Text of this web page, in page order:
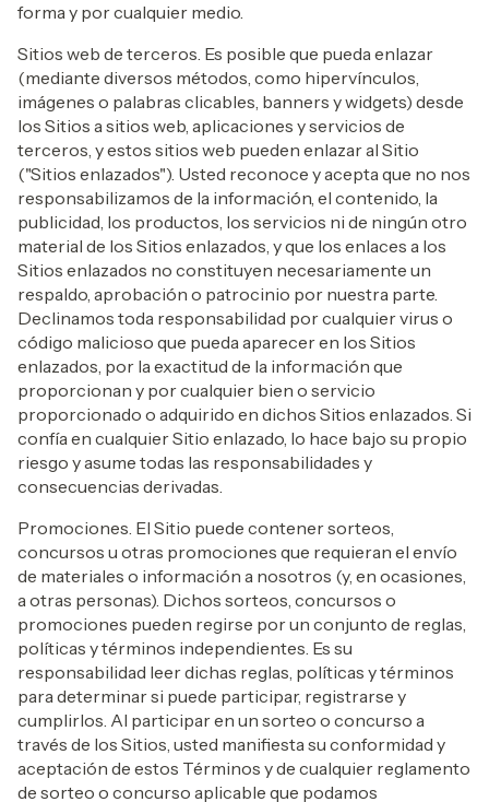
forma y por cualquier medio.
Sitios web de terceros. Es posible que pueda enlazar
(mediante diversos métodos, como hipervínculos,
imágenes o palabras clicables, banners y widgets) desde
los Sitios a sitios web, aplicaciones y servicios de
terceros, y estos sitios web pueden enlazar al Sitio
("Sitios enlazados"). Usted reconoce y acepta que no nos
responsabilizamos de la información, el contenido, la
publicidad, los productos, los servicios ni de ningún otro
material de los Sitios enlazados, y que los enlaces a los
Sitios enlazados no constituyen necesariamente un
respaldo, aprobación o patrocinio por nuestra parte.
Declinamos toda responsabilidad por cualquier virus o
código malicioso que pueda aparecer en los Sitios
enlazados, por la exactitud de la información que
proporcionan y por cualquier bien o servicio
proporcionado o adquirido en dichos Sitios enlazados. Si
confía en cualquier Sitio enlazado, lo hace bajo su propio
riesgo y asume todas las responsabilidades y
consecuencias derivadas.
Promociones. El Sitio puede contener sorteos,
concursos u otras promociones que requieran el envío
de materiales o información a nosotros (y, en ocasiones,
a otras personas). Dichos sorteos, concursos o
promociones pueden regirse por un conjunto de reglas,
políticas y términos independientes. Es su
responsabilidad leer dichas reglas, políticas y términos
para determinar si puede participar, registrarse y
cumplirlos. Al participar en un sorteo o concurso a
través de los Sitios, usted manifiesta su conformidad y
aceptación de estos Términos y de cualquier reglamento
de sorteo o concurso aplicable que podamos